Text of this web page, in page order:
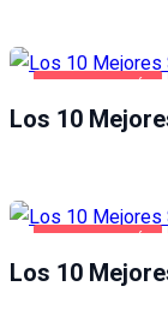
Los 10
Los 10